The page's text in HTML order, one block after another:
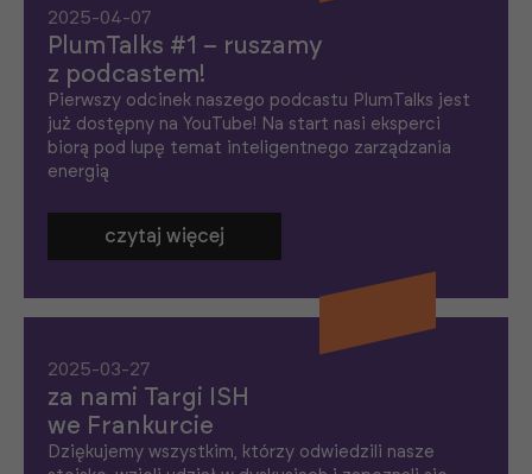
2025-04-07
PlumTalks #1 – ruszamy
z podcastem!
Pierwszy odcinek naszego podcastu PlumTalks jest
już dostępny na YouTube! Na start nasi eksperci
biorą pod lupę temat inteligentnego zarządzania
energią
czytaj więcej
2025-03-27
za nami Targi ISH
we Frankurcie
Dziękujemy wszystkim, którzy odwiedzili nasze